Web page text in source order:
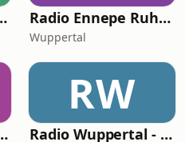
Radio Radio Ennepe Ruhr - Dein 2000er Radio
Wuppertal
HipHop Radio
RW
Radio Wuppertal - Dein Rock Classic Radio